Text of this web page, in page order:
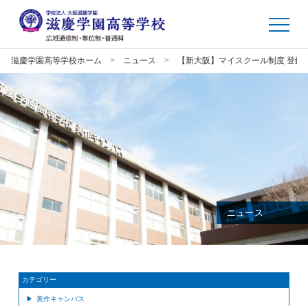
滋慶学園高等学校ホーム ニュース 【新大阪】マイスクール制度 登録
ニュース
カテゴリー
美作キャンパス